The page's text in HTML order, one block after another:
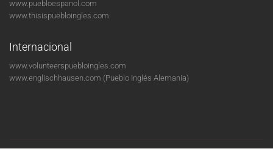
www.puebloespanol.com
www.thisispuebloingles.com
Internacional
www.volunteerspuebloingles.com
www.englischhausen.com (Pueblo Inglés Alemania)